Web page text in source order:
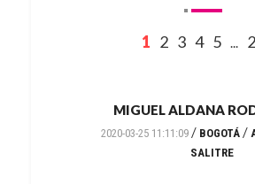
1 2 3 4 5 ...
MIGUEL ALDANA
2020-03-25 11:11:09/ BOGOTÁ/
SALITRE